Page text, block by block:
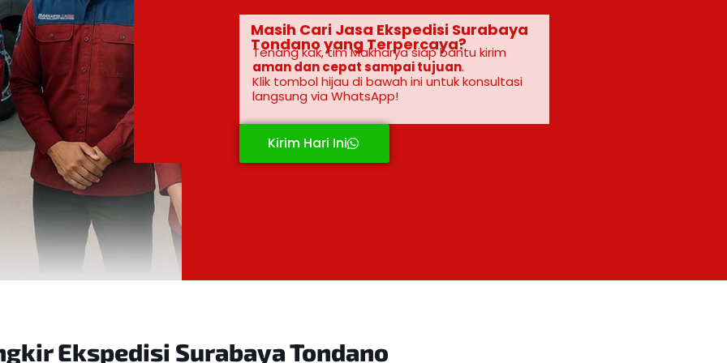
Masih Cari Jasa Ekspedisi Surabaya
Tondano yang Terpercaya?
Tenang kak, tim Makharya siap bantu kirim
aman dan cepat sampai tujuan.
Klik tombol hijau di bawah ini untuk konsultasi
langsung via WhatsApp!
Kirim Hari Ini
Ekspedisi Surabaya Tondano